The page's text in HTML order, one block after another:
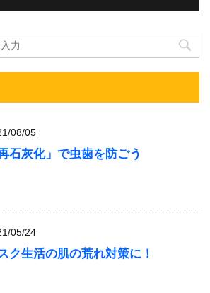
08/05
再石灰化」で虫歯を防ごう
05/24
ク生活の肌の荒れ対策に！